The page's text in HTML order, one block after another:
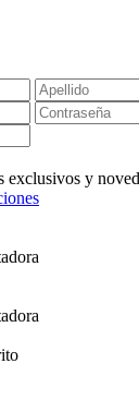
exclusivos y